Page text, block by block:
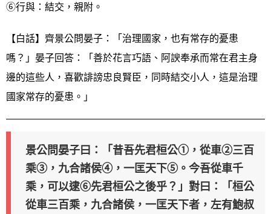
⑥行與：結交，親附。
【白話】齊景公問晏子：「治理國家，也有常存的憂患
嗎？」晏子回答：「善於花言巧語、阿諛奉承而常在君主身
邊的這些人，喜歡誹謗忠良賢臣，同時結交小人，這是治理
國家常存的憂患。」
景公問晏子曰：「昔吾先君桓公①，從車②三百
乘③，九合諸侯④，一匡天下⑤。今吾從車千
乘，可以逮⑥先君桓公之後乎？」對曰：「桓公
從車三百乘，九合諸侯，一匡天下者，左有鮑叔